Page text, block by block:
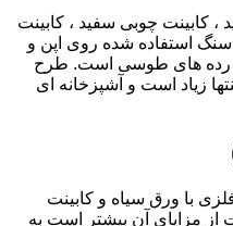
کابینت چوبی سفید ، کابینت
استفاده شده روی اپن و
رده های طوسی است. طرح
زیاد است و آشپزخانه ای
با ورق سیاه و کابینت
از مزایای آن بیشتر است به